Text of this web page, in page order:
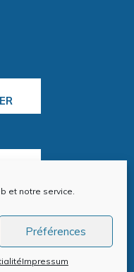
et notre service.
Préférences
Impressum